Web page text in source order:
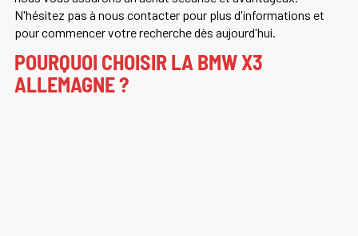
N'hésitez pas à nous contacter pour plus d'informations et
pour commencer votre recherche dès aujourd'hui.
POURQUOI CHOISIR LA BMW X3
ALLEMAGNE ?